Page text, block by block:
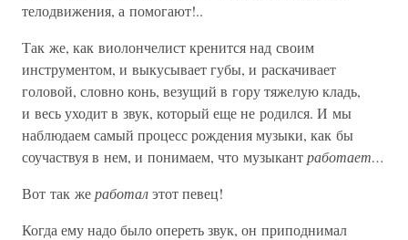
телодвижения, а помогают!..
Так же, как виолончелист кренится над своим
инструментом, и выкусывает губы, и раскачивает
головой, словно конь, везущий в гору тяжелую кладь,
и весь уходит в звук, который еще не родился. И мы
наблюдаем самый процесс рождения музыки, как бы
соучаствуя в нем, и понимаем, что музыкантработает…
Вот так жеработалэтот певец!
Когда ему надо было опереть звук, он приподнимал